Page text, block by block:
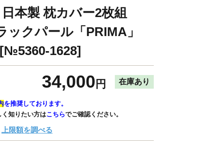
本製 枕カバー2枚組
ックパール「PRIMA」
1628]
34,000 円 在庫あり
を推奨しております。
知りたい方はこちらでご確認ください。
上限額を調べる